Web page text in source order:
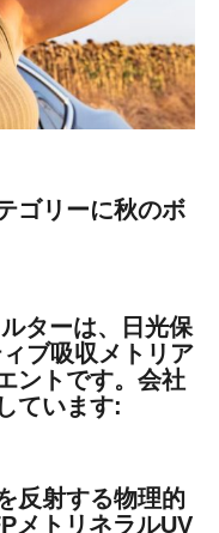
ゴリーに秋のボ
ターは、日光保
ブ吸収メトリア
ントです。会社
ています:
反射する物理的
メトリネラルUV